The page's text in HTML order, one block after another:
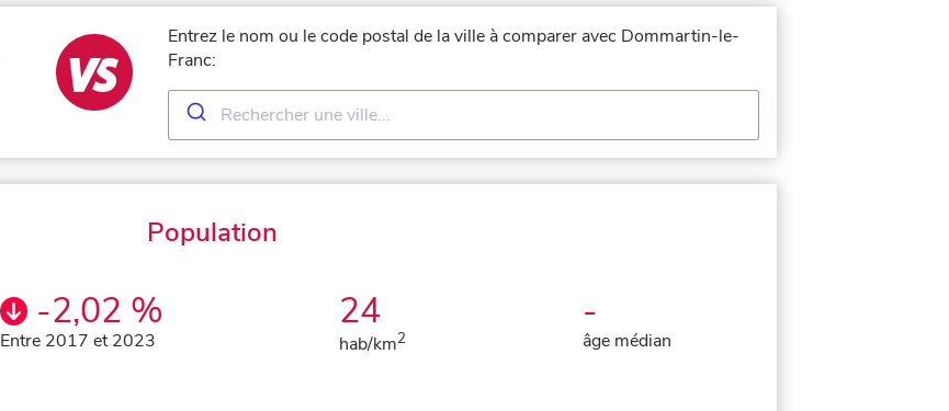
Entrez le nom ou le code postal de la ville à comparer avec Dommartin-le-
Franc:
Population
-2,02 %
Entre 2017 et 2023
24
hab/km2
-
âge médian